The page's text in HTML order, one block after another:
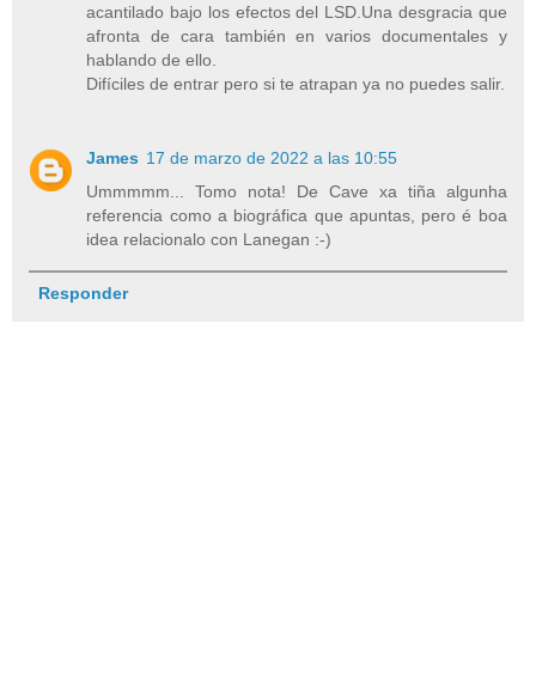
acantilado bajo los efectos del LSD.Una desgracia que
afronta de cara también en varios documentales y
hablando de ello.
Difíciles de entrar pero si te atrapan ya no puedes salir.
James 17 de marzo de 2022 a las 10:55
Ummmmm... Tomo nota! De Cave xa tiña algunha
referencia como a biográfica que apuntas, pero é boa
idea relacionalo con Lanegan :-)
Responder